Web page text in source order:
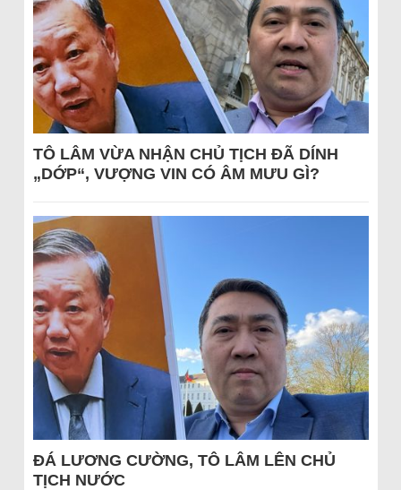
TÔ LÂM VỪA NHẬN CHỦ TỊCH ĐÃ DÍNH
„DỚP“, VƯỢNG VIN CÓ ÂM MƯU GÌ?
ĐÁ LƯƠNG CƯỜNG, TÔ LÂM LÊN CHỦ
TỊCH NƯỚC